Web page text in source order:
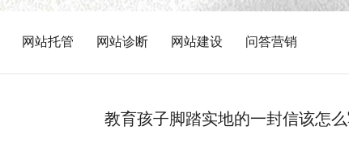
网站托管 网站诊断 网站建设 问答营销
教育孩子脚踏实地的一封信该怎